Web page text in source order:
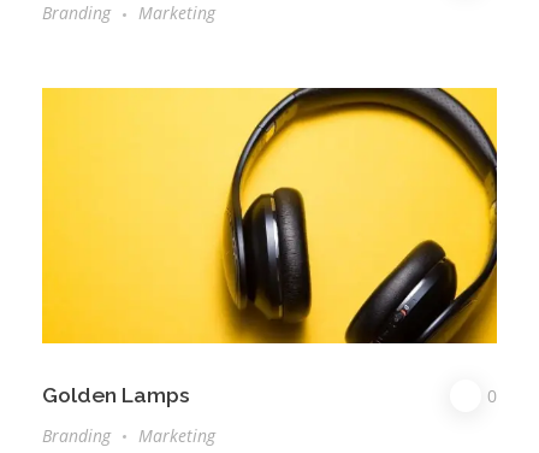
Branding
Marketing
Golden Lamps
0
Branding
Marketing